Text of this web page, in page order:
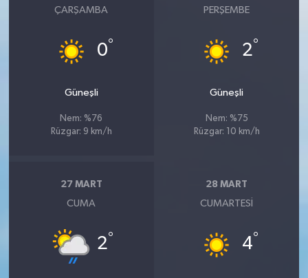
ÇARŞAMBA
0°
Güneşli
Nem: %76
Rüzgar: 9 km/h
PERŞEMBE
2°
Güneşli
Nem: %75
Rüzgar: 10 km/h
27 MART
CUMA
2°
28 MART
CUMARTESI
4°